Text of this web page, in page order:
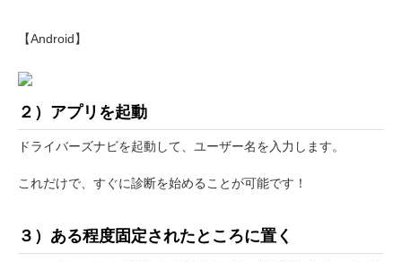
【Android】
２）アプリを起動
ドライバーズナビを起動して、ユーザー名を入力します。
これだけで、すぐに診断を始めることが可能です！
３）ある程度固定されたところに置く